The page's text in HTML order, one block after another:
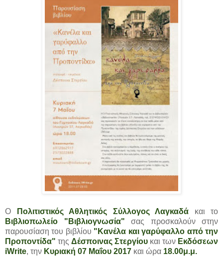
Ο Πολιτιστικός Αθλητικός Σύλλογος Λαγκαδά και το
Βιβλιοπωλείο "Βιβλιογνωσία" σας προσκαλούν στην
παρουσίαση του βιβλίου "Κανέλα και γαρύφαλλο από την
Προποντίδα" της Δέσποινας Στεργίου και των Εκδόσεων
iWrite, την Κυριακή 07 Μαΐου 2017 και ώρα 18.00μ.μ.